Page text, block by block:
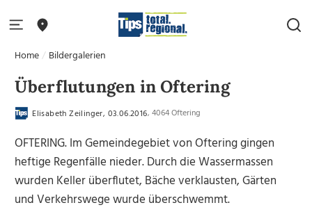
Home Bildergalerien
Überflutungen in Oftering
Elisabeth Zeilinger, 03.06.2016, 4064 Oftering
OFTERING. Im Gemeindegebiet von Oftering gingen
heftige Regenfälle nieder. Durch die Wassermassen
wurden Keller überflutet, Bäche verklausten, Gärten
und Verkehrswege wurde überschwemmt.